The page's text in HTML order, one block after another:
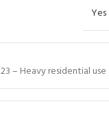
Yes
23 – Heavy residential use